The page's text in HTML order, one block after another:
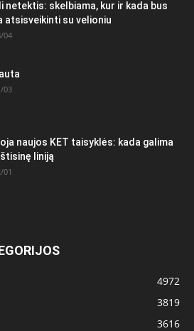
netektis: skelbiama, kur ir kada bus
atsisveikinti su velioniu
04
03
naujos KET taisyklės: kada galima
liniją
01
4972
3819
3616